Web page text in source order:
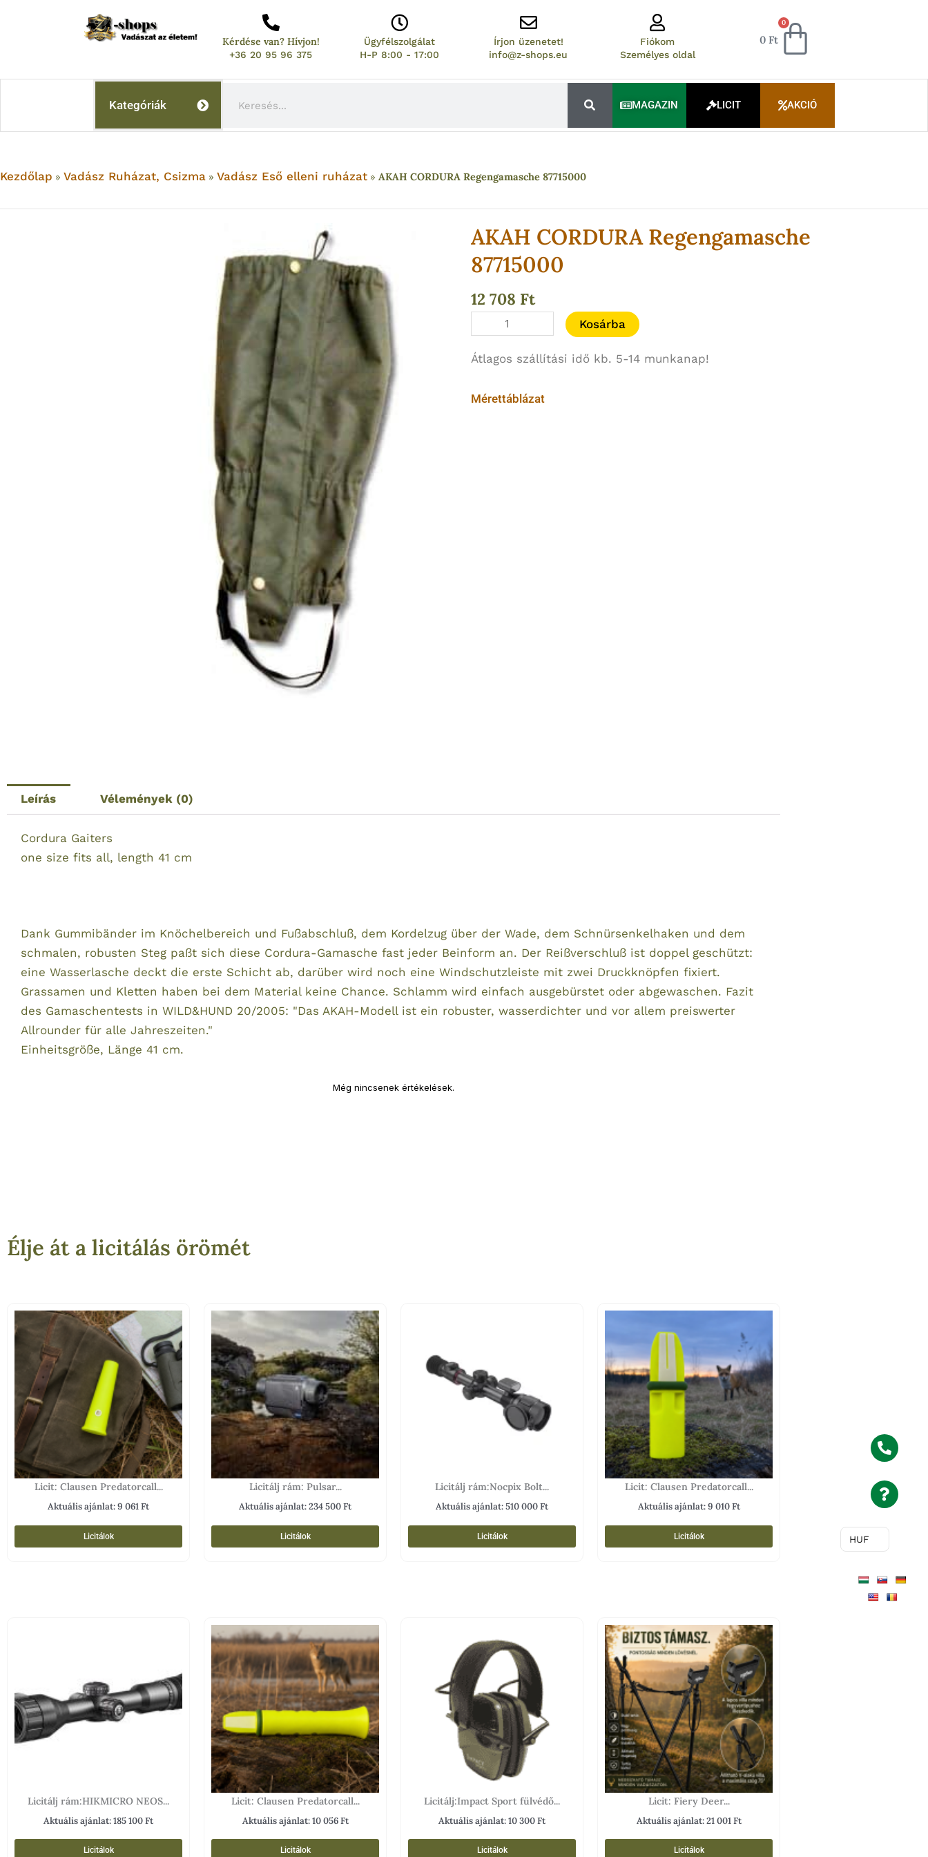
Kérdése van? Hívjon!
+36 20 95 96 375
Ügyfélszolgálat
H-P 8:00 - 17:00
Írjon üzenetet!
info@z-shops.eu
Fiókom
Személyes oldal
0 Ft
0
Kosár
Kategóriák MAGAZIN LICIT AKCIÓ
Kezdőlap » Vadász Ruházat, Csizma » Vadász Eső elleni ruházat » AKAH CORDURA Regengamasche 87715000
AKAH CORDURA Regengamasche
87715000
12 708 Ft
CORDURA
Regengamasche
mennyiség
Kosárba
Átlagos szállítási idő kb. 5-14 munkanap!
Mérettáblázat
Leírás Vélemények (0)
Cordura Gaiters
one size fits all, length 41 cm
Dank Gummibänder im Knöchelbereich und Fußabschluß, dem Kordelzug über der Wade, dem Schnürsenkelhaken und dem
schmalen, robusten Steg paßt sich diese Cordura-Gamasche fast jeder Beinform an. Der Reißverschluß ist doppel geschützt:
eine Wasserlasche deckt die erste Schicht ab, darüber wird noch eine Windschutzleiste mit zwei Druckknöpfen fixiert.
Grassamen und Kletten haben bei dem Material keine Chance. Schlamm wird einfach ausgebürstet oder abgewaschen. Fazit
des Gamaschentests in WILD&HUND 20/2005: "Das AKAH-Modell ist ein robuster, wasserdichter und vor allem preiswerter
Allrounder für alle Jahreszeiten."
Einheitsgröße, Länge 41 cm.
Még nincsenek értékelések.
Élje át a licitálás örömét
Licit: Clausen Predatorcall...
Aktuális ajánlat:9 061Ft
Licitálok
Licitálj rám: Pulsar...
Aktuális ajánlat:234 500Ft
Licitálok
Licitálj rám:Nocpix Bolt...
Aktuális ajánlat:510 000Ft
Licitálok
Licit: Clausen Predatorcall...
Aktuális ajánlat:9 010Ft
Licitálok
Licitálj rám:HIKMICRO NEOS...
Aktuális ajánlat:185 100Ft
Licitálok
Licit: Clausen Predatorcall...
Aktuális ajánlat:10 056Ft
Licitálok
Licitálj:Impact Sport fülvédő...
Aktuális ajánlat:10 300Ft
Licitálok
Licit: Fiery Deer...
Aktuális ajánlat:21 001Ft
Licitálok
HUF